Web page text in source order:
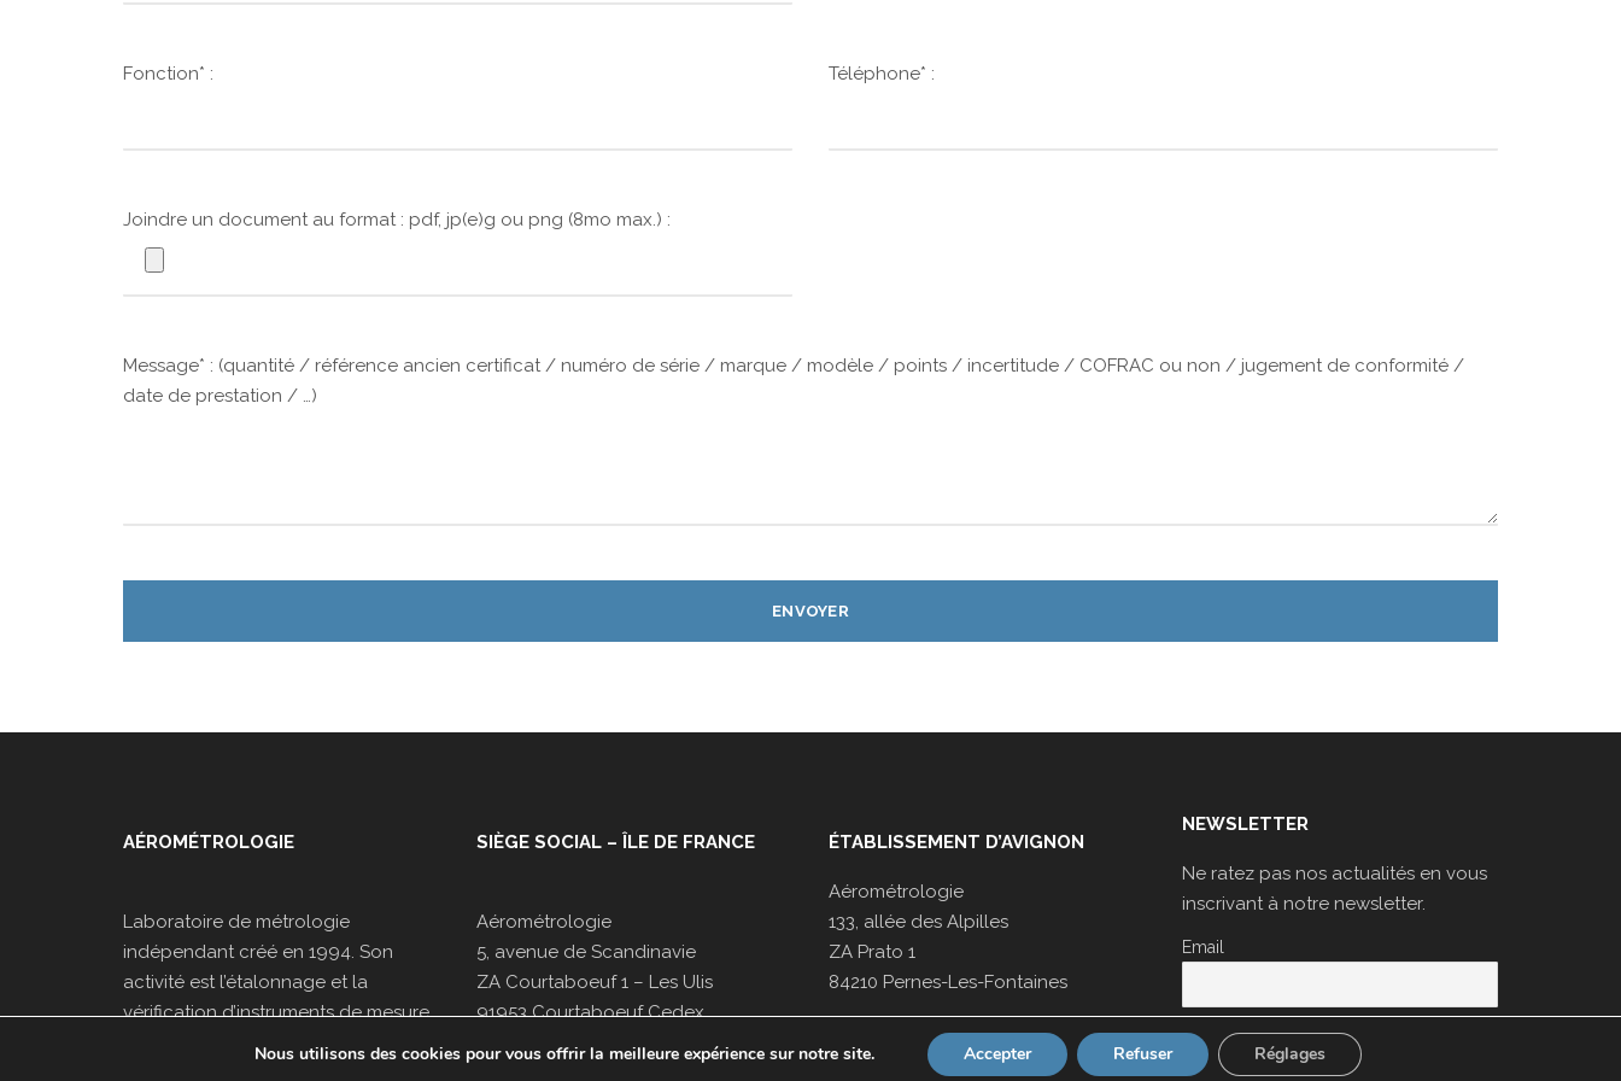
Fonction* : Téléphone* :
Joindre un document au format : pdf, jp(e)g ou png (8mo max.) :
Message* : (quantité / référence ancien certificat / numéro de série / marque / modèle / points / incertitude / COFRAC ou non / jugement de conformité /
date de prestation / …)
AÉROMÉTROLOGIE
Laboratoire de métrologie
indépendant créé en 1994. Son
activité est l’étalonnage et la
vérification d’instruments de mesure,
associée à une activité induite de
SIÈGE SOCIAL – ÎLE DE FRANCE
Aérométrologie
5, avenue de Scandinavie
ZA Courtaboeuf 1 – Les Ulis
91953 Courtaboeuf Cedex
Tel : 01 64 86 48 00
ÉTABLISSEMENT D’AVIGNON
Aérométrologie
133, allée des Alpilles
ZA Prato 1
84210 Pernes-Les-Fontaines
Tel : 04 90 27 08 68
Fax : 04 90 16 01 13
NEWSLETTER
Ne ratez pas nos actualités en vous
inscrivant à notre newsletter.
Email
Nous utilisons des cookies pour vous offrir la meilleure expérience sur notre site. Accepter Refuser Réglages